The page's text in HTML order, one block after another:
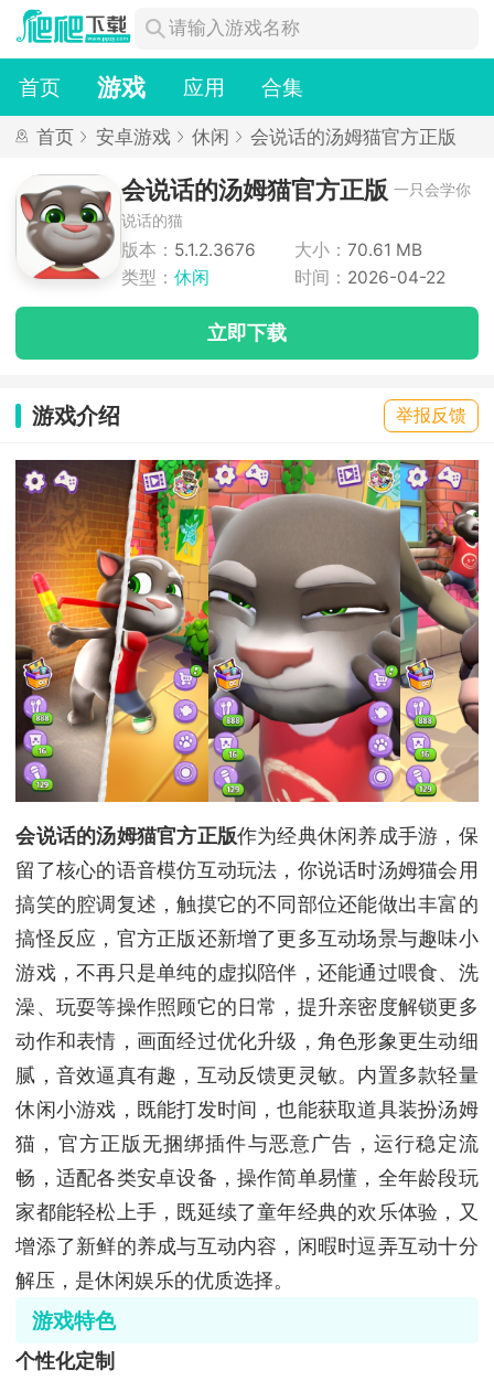
首页 游戏 应用 合集
首页 安卓游戏 休闲 会说话的汤姆猫官方正版
会说话的汤姆猫官方正版 一只会学你
说话的猫
版本： 5.1.2.3676 大小： 70.61 MB
类型： 休闲 时间： 2026-04-22
立即下载
游戏介绍 举报反馈
会说话的汤姆猫官方正版作为经典休闲养成手游，保
留了核心的语音模仿互动玩法，你说话时汤姆猫会用
搞笑的腔调复述，触摸它的不同部位还能做出丰富的
搞怪反应，官方正版还新增了更多互动场景与趣味小
游戏，不再只是单纯的虚拟陪伴，还能通过喂食、洗
澡、玩耍等操作照顾它的日常，提升亲密度解锁更多
动作和表情，画面经过优化升级，角色形象更生动细
腻，音效逼真有趣，互动反馈更灵敏。内置多款轻量
休闲小游戏，既能打发时间，也能获取道具装扮汤姆
猫，官方正版无捆绑插件与恶意广告，运行稳定流
畅，适配各类安卓设备，操作简单易懂，全年龄段玩
家都能轻松上手，既延续了童年经典的欢乐体验，又
增添了新鲜的养成与互动内容，闲暇时逗弄互动十分
解压，是休闲娱乐的优质选择。
游戏特色
个性化定制